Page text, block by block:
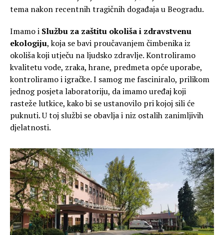
tema nakon recentnih tragičnih događaja u Beogradu.
Imamo i Službu za zaštitu okoliša i zdravstvenu
ekologiju, koja se bavi proučavanjem čimbenika iz
okoliša koji utječu na ljudsko zdravlje. Kontroliramo
kvalitetu vode, zraka, hrane, predmeta opće uporabe,
kontroliramo i igračke. I samog me fasciniralo, prilikom
jednog posjeta laboratoriju, da imamo uređaj koji
rasteže lutkice, kako bi se ustanovilo pri kojoj sili će
puknuti. U toj službi se obavlja i niz ostalih zanimljivih
djelatnosti.